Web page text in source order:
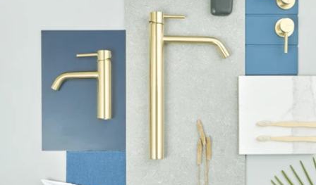
le média 0 en mode modal